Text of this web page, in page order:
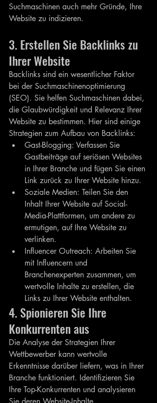
Suchmaschinen auch mehr Gründe, Ihre
Website zu indizieren.
3. Erstellen Sie Backlinks zu
Ihrer Website
Backlinks sind ein wesentlicher Faktor
bei der Suchmaschinenoptimierung
(SEO). Sie helfen Suchmaschinen dabei,
die Glaubwürdigkeit und Relevanz Ihrer
Website zu bestimmen. Hier sind einige
Strategien zum Aufbau von Backlinks:
Gast-Blogging: Verfassen Sie
Gastbeiträge auf seriösen Websites
in Ihrer Branche und fügen Sie einen
Link zurück zu Ihrer Website hinzu.
Soziale Medien: Teilen Sie den
Inhalt Ihrer Website auf Social-
Media-Plattformen, um andere zu
ermutigen, auf Ihre Website zu
verlinken.
Influencer Outreach: Arbeiten Sie
mit Influencern und
Branchenexperten zusammen, um
wertvolle Inhalte zu erstellen, die
Links zu Ihrer Website enthalten.
4. Spionieren Sie Ihre
Konkurrenten aus
Die Analyse der Strategien Ihrer
Wettbewerber kann wertvolle
Erkenntnisse darüber liefern, was in Ihrer
Branche funktioniert. Identifizieren Sie
Ihre Top-Konkurrenten und analysieren